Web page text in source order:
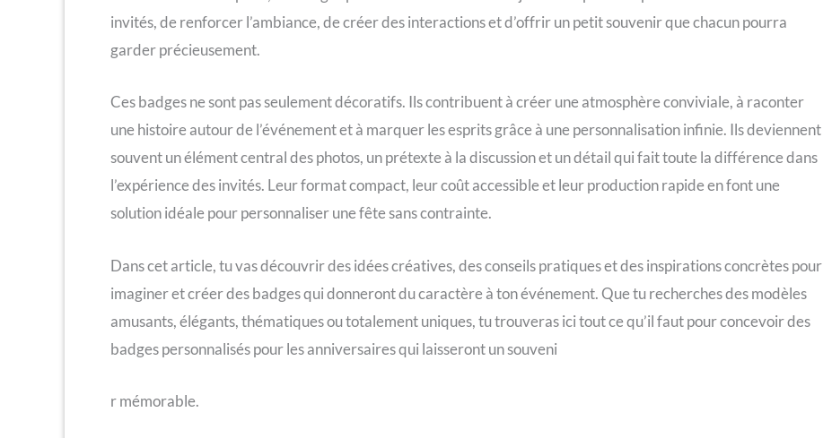
invités, de renforcer l’ambiance, de créer des interactions et d’offrir un petit souvenir que chacun pourra
garder précieusement.
Ces badges ne sont pas seulement décoratifs. Ils contribuent à créer une atmosphère conviviale, à raconter
une histoire autour de l’événement et à marquer les esprits grâce à une personnalisation infinie. Ils deviennent
souvent un élément central des photos, un prétexte à la discussion et un détail qui fait toute la différence dans
l’expérience des invités. Leur format compact, leur coût accessible et leur production rapide en font une
solution idéale pour personnaliser une fête sans contrainte.
Dans cet article, tu vas découvrir des idées créatives, des conseils pratiques et des inspirations concrètes pour
imaginer et créer des badges qui donneront du caractère à ton événement. Que tu recherches des modèles
amusants, élégants, thématiques ou totalement uniques, tu trouveras ici tout ce qu’il faut pour concevoir des
badges personnalisés pour les anniversaires qui laisseront un souveni
r mémorable.